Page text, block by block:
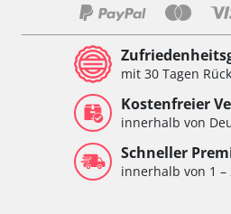
mit 30 Tagen
Kostenfreier
innerhalb von
Schneller
innerhalb von 1 –